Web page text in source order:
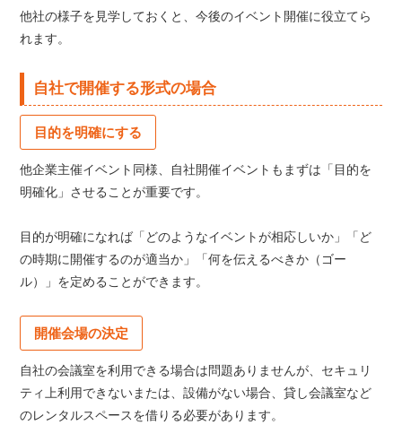
他社の様子を見学しておくと、今後のイベント開催に役立てら
れます。
自社で開催する形式の場合
目的を明確にする
他企業主催イベント同様、自社開催イベントもまずは「目的を
明確化」させることが重要です。
目的が明確になれば「どのようなイベントが相応しいか」「ど
の時期に開催するのが適当か」「何を伝えるべきか（ゴー
ル）」を定めることができます。
開催会場の決定
自社の会議室を利用できる場合は問題ありませんが、セキュリ
ティ上利用できないまたは、設備がない場合、貸し会議室など
のレンタルスペースを借りる必要があります。